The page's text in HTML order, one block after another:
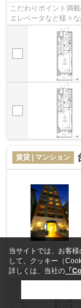
こだわりポイント満
エレベータなど様々
地域となっておりま
賃貸 | マンション
「グランヴァン新御
186mです。共用部に
とても充実していま
当サイトでは、お客
して、クッキー（
詳しくは、当社の 「